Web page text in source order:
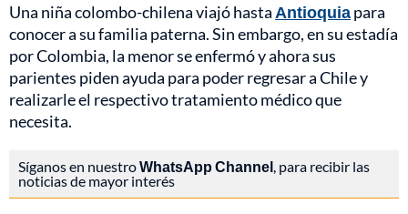
Una niña colombo-chilena viajó hasta Antioquiapara
conocer a su familia paterna. Sin embargo, en su estadía
por Colombia, la menor se enfermó y ahora sus
parientes piden ayuda para poder regresar a Chile y
realizarle el respectivo tratamiento médico que
necesita.
Síganos en nuestroWhatsApp Channel , para recibir las
noticias de mayor interés